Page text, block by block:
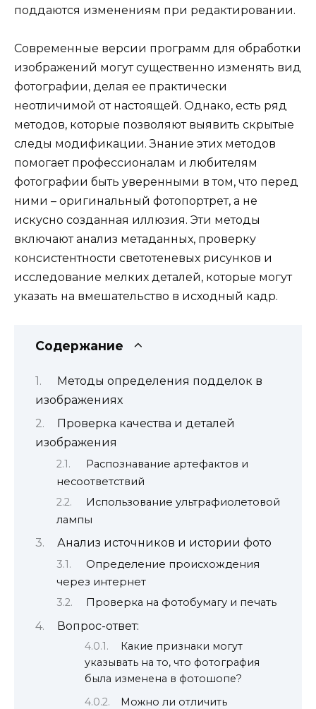
поддаются изменениям при редактировании.
Современные версии программ для обработки
изображений могут существенно изменять вид
фотографии, делая ее практически
неотличимой от настоящей. Однако, есть ряд
методов, которые позволяют выявить скрытые
следы модификации. Знание этих методов
помогает профессионалам и любителям
фотографии быть уверенными в том, что перед
ними – оригинальный фотопортрет, а не
искусно созданная иллюзия. Эти методы
включают анализ метаданных, проверку
консистентности светотеневых рисунков и
исследование мелких деталей, которые могут
указать на вмешательство в исходный кадр.
Содержание
Методы определения подделок в
изображениях
Проверка качества и деталей
изображения
Распознавание артефактов и
несоответствий
Использование ультрафиолетовой
лампы
Анализ источников и истории фото
Определение происхождения
через интернет
Проверка на фотобумагу и печать
Вопрос-ответ:
Какие признаки могут
указывать на то, что фотография
была изменена в фотошопе?
Можно ли отличить